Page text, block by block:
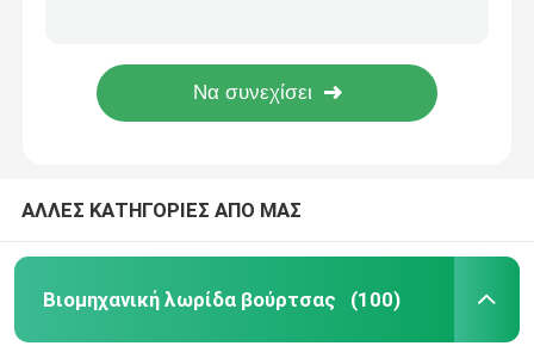
Τρίχωμα σφραγίδας βούρτσας
Βούρτσες πλέγματος
Βούρτσα ξύσης αγελάδας
ΑΛΛΕΣ ΚΑΤΗΓΟΡΙΕΣ ΑΠΟ ΜΑΣ
Βιομηχανική λωρίδα βούρτσας (100)